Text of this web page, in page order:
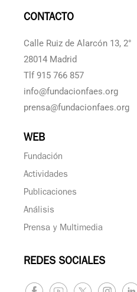
CONTACTO
Calle Ruiz de Alarcón 13, 2°
28014 Madrid
Tlf 915 766 857
info@fundacionfaes.org
prensa@fundacionfaes.org
WEB
Fundación
Actividades
Publicaciones
Análisis
Prensa y Multimedia
REDES SOCIALES